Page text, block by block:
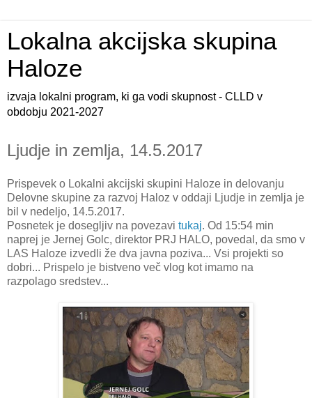
Lokalna akcijska skupina
Haloze
izvaja lokalni program, ki ga vodi skupnost - CLLD v
obdobju 2021-2027
Ljudje in zemlja, 14.5.2017
Prispevek o Lokalni akcijski skupini Haloze in delovanju
Delovne skupine za razvoj Haloz v oddaji Ljudje in zemlja je
bil v nedeljo, 14.5.2017.
Posnetek je dosegljiv na povezavi tukaj. Od 15:54 min
naprej je Jernej Golc, direktor PRJ HALO, povedal, da smo v
LAS Haloze izvedli že dva javna poziva... Vsi projekti so
dobri... Prispelo je bistveno več vlog kot imamo na
razpolago sredstev...